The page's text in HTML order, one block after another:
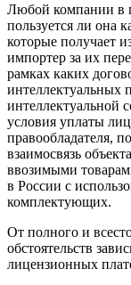
Любой компании в
пользуется ли она
которые получает
импортер за их
рамках каких
интеллектуальных
интеллектуальной
условия уплаты
правообладателя,
взаимосвязь
ввозимыми
в России с
комплектующих.
От полного и
обстоятельств
лицензионных